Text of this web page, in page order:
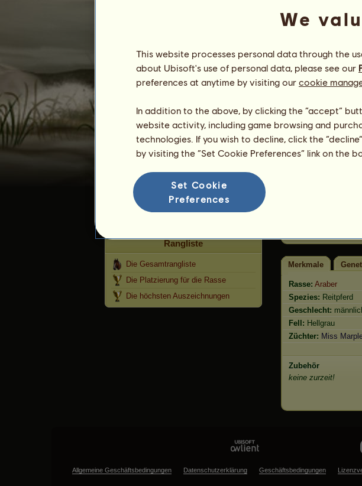
Mathissee
Allgemeine Rangliste :
Bestand :
Verlauf der Besitzer
Rangliste
Die Gesamtrangliste
Die Platzierung für die Rasse
Die höchsten Auszeichnungen
08:45
Moral
Fähigkeiten
Merkmale
Rasse: Araber
Spezies: Reitpferd
Geschlecht:
Fell: Hellgrau
Züchter: Miss
Zubehör
keine zurzeit!
Allgemeine Geschäftsbedingungen Datenschutzerklärung Geschäftsbedingungen
We
This website processes personal data through the
about Ubisoft's use of personal data, please see our
preferences at anytime by visiting our cookie
In addition to the above, by clicking the “accept”
website activity, including game browsing and
technologies. If you wish to decline, click the
by visiting the “Set Cookie Preferences” link on the
Set Cookie
Preferences